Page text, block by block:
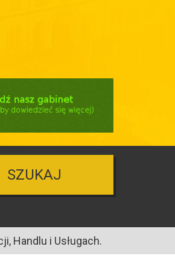
SZUKAJ
Handlu i Usługach.